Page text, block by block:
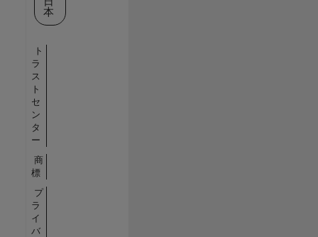
本
ト
ラ
ス
ト
セ
ン
タ
ー
商
標
プ
ラ
イ
バ